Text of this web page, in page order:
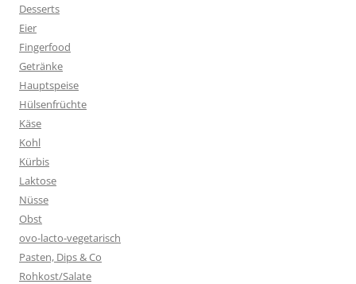
Desserts
Eier
Fingerfood
Getränke
Hauptspeise
Hülsenfrüchte
Käse
Kohl
Kürbis
Laktose
Nüsse
Obst
ovo-lacto-vegetarisch
Pasten, Dips & Co
Rohkost/Salate